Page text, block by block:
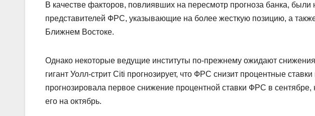
В качестве факторов, повлиявших на пересмотр прогноза банка,
представителей ФРС, указывающие на более жесткую позицию, а
Ближнем Востоке.
Однако некоторые ведущие институты по-прежнему ожидают
гигант Уолл-стрит Citi прогнозирует, что ФРС снизит процентные
прогнозировала первое снижение процентной ставки ФРС в сентябре,
его на октябрь.